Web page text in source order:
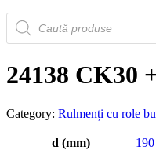
Products
search
24138 CK30
Category: Rulmenți cu role
d (mm) 190